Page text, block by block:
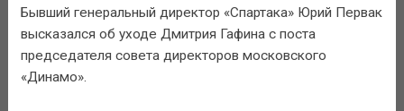
Бывший генеральный директор «Спартака» Юрий Первак
высказался об уходе Дмитрия Гафина с поста
председателя совета директоров московского
«Динамо».